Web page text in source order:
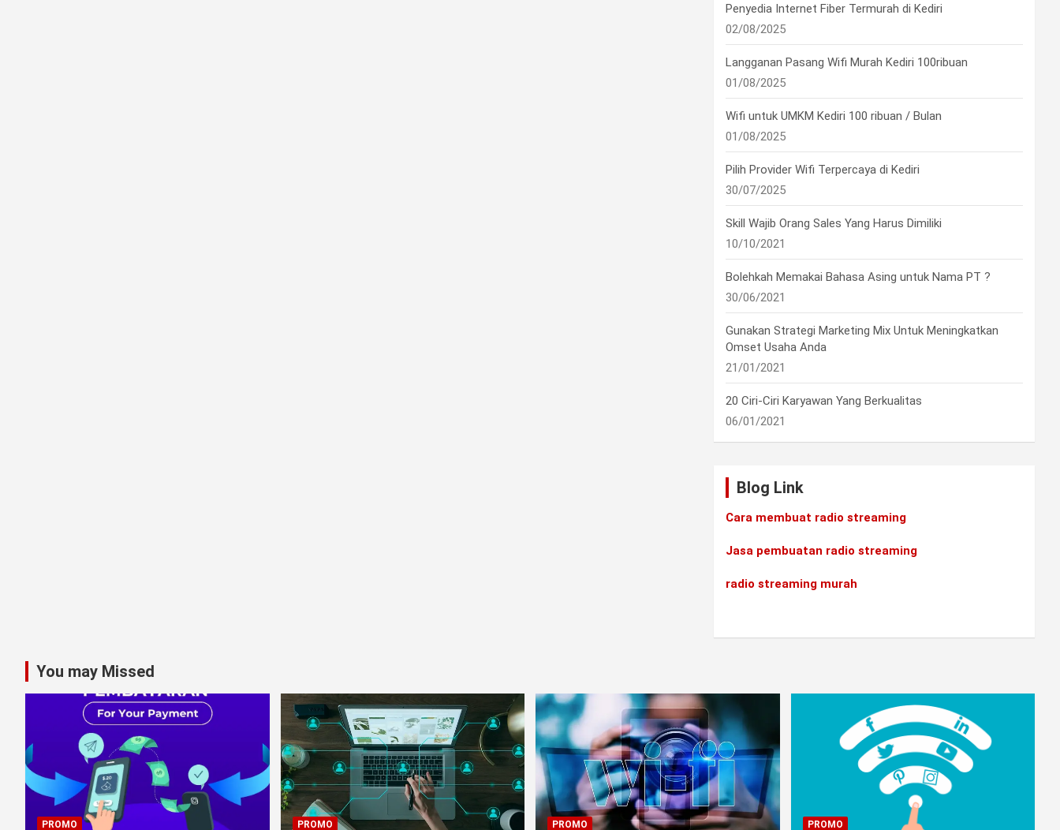
Penyedia Internet Fiber Termurah di Kediri
02/08/2025
Langganan Pasang Wifi Murah Kediri 100ribuan
01/08/2025
Wifi untuk UMKM Kediri 100 ribuan / Bulan
01/08/2025
Pilih Provider Wifi Terpercaya di Kediri
30/07/2025
Skill Wajib Orang Sales Yang Harus Dimiliki
10/10/2021
Bolehkah Memakai Bahasa Asing untuk Nama PT ?
30/06/2021
Gunakan Strategi Marketing Mix Untuk Meningkatkan
Omset Usaha Anda
21/01/2021
20 Ciri-Ciri Karyawan Yang Berkualitas
06/01/2021
Blog Link
Cara membuat radio streaming
Jasa pembuatan radio streaming
radio streaming murah
You may Missed
PROMO PROMO PROMO PROMO